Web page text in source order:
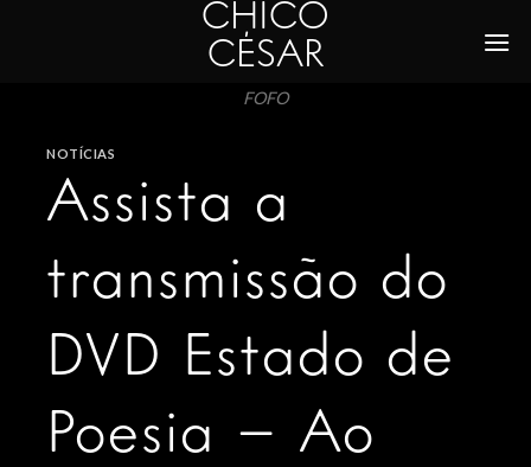
CHICO
CÉSAR
FOFO
NOTÍCIAS
Assista a
transmissão do
DVD Estado de
Poesia – Ao